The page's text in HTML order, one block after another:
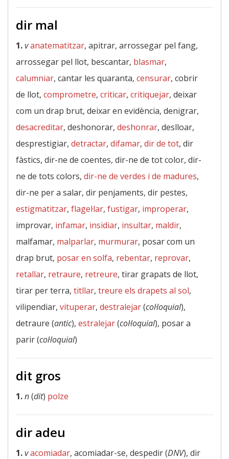
dir mal
1.vanatematitzar, apitrar, arrossegar pel fang,
arrossegar pel llot, bescantar, blasmar,
calumniar, cantar les quaranta, censurar, cobrir
de llot, comprometre, criticar, critiquejar, deixar
com un drap brut, deixar en evidència, denigrar,
desacreditar, deshonorar, deshonrar, deslloar,
desprestigiar, detractar, difamar, dir de tot, dir
fàstics, dir-ne de coentes, dir-ne de tot color, dir-
ne de tots colors, dir-ne de verdes i de madures,
dir-ne per a salar, dir penjaments, dir pestes,
estigmatitzar, flagel·lar, fustigar, improperar,
improvar, infamar, insidiar, insultar, maldir,
malfamar, malparlar, murmurar, posar com un
drap brut, posar en solfa, rebentar, reprovar,
retallar, retraure, retreure, tirar grapats de llot,
tirar per terra, titllar, treure els drapets al sol,
vilipendiar, vituperar, destralejar(col·loquial),
detraure (antic), estralejar(col·loquial), posar a
parir (col·loquial)
dit gros
1.n(dit) polze
dir adeu
1.vacomiadar, acomiadar-se, despedir (DNV), dir